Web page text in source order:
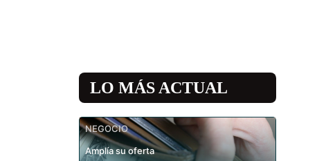
LO MÁS ACTUAL
NEGOCIO
Amplía su oferta